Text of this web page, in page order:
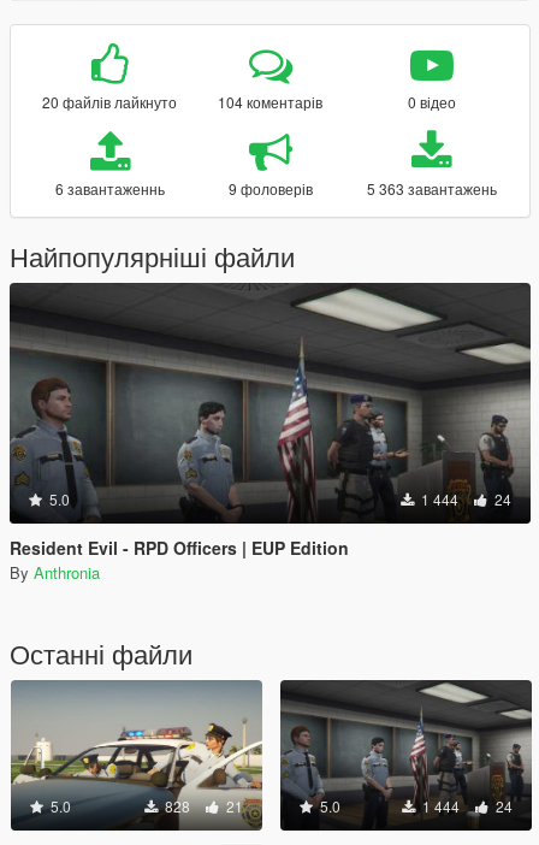
20 файлів лайкнуто 104 коментарів 0 відео
6 завантаженнь 9 фоловерів 5 363 завантажень
Найпопулярніші файли
5.0 1 444 24
Resident Evil - RPD Officers | EUP Edition
By Anthronia
Останні файли
5.0 828 21 5.0 1 444 24